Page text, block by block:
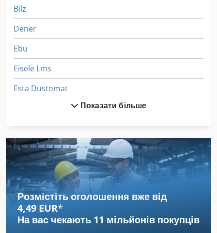
Bilz
Dener
Ebu
Eisele Lms
Esta Dustomat
Esta Dustomat 10
Gildemeister Twin 65
Heckert Fss 315
Kondia Fv 1
Lista
Lorenz
Показати більше
Розмістіть оголошення вже від
4,49 EUR*
На вас чекають 11 мільйонів покупців